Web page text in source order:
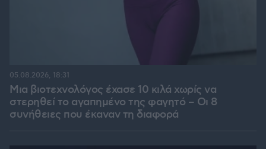
Μια βιοτεχνολόγος έχασε 10 κιλά χωρίς να
στερηθεί το αγαπημένο της φαγητό – Οι 8
συνήθειες που έκαναν τη διαφορά
05.08.2026, 18:31